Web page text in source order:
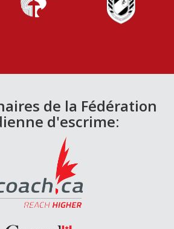
de la Fédération
d'escrime: